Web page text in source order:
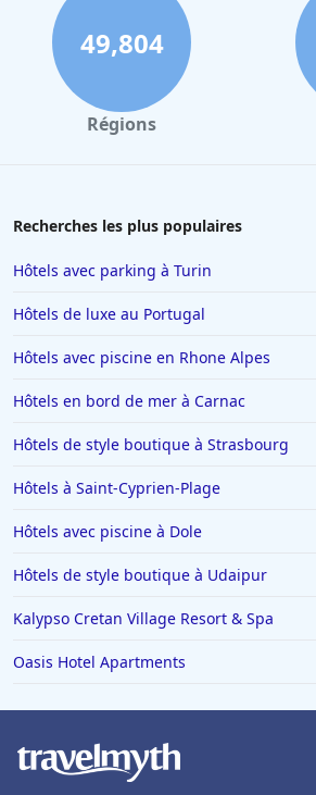
49,804
Régions
Recherches les plus populaires
Hôtels avec parking à Turin
Hôtels de luxe au Portugal
Hôtels avec piscine en Rhone Alpes
Hôtels en bord de mer à Carnac
Hôtels de style boutique à Strasbourg
Hôtels à Saint-Cyprien-Plage
Hôtels avec piscine à Dole
Hôtels de style boutique à Udaipur
Kalypso Cretan Village Resort & Spa
Oasis Hotel Apartments